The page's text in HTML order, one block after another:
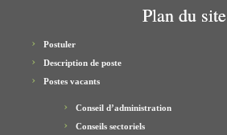
Plan du site
Postuler
Description de poste
Postes vacants
Conseil d’administration
Conseils sectoriels